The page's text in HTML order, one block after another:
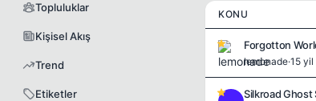
Topluluklar
Kişisel Akış
Trend
Etiketler
KONU
Forgotton
lemonade·15
Silkroad Ghost